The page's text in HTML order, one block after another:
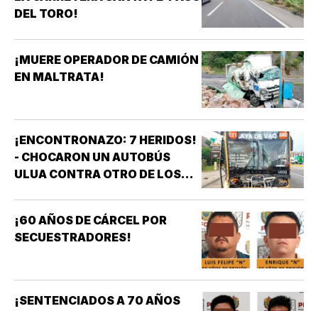
DEL TORO!
¡MUERE OPERADOR DE CAMIÓN
EN MALTRATA!
¡ENCONTRONAZO: 7 HERIDOS!
- CHOCARON UN AUTOBÚS
ULUA CONTRA OTRO DE LOS
¡60 AÑOS DE CÁRCEL POR
SECUESTRADORES!
¡SENTENCIADOS A 70 AÑOS